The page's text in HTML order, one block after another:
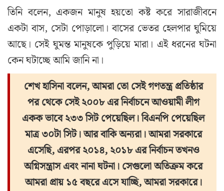
তিনি বলেন, একজন মানুষ হয়তো কষ্ট করে সারাজীবনে
একটা বাস, সেটা পোড়ালো। বাসের ভেতর হেলপার ঘুমিয়ে
আছে। সেই ঘুমন্ত মানুষকে পুড়িয়ে মারা। এই ধরনের ঘটনা
কেন ঘটাচ্ছে আমি জানি না।
শেখ হাসিনা বলেন, আমরা তো সেই গণতন্ত্র প্রতিষ্ঠার
পর থেকে সেই ২০০৮ এর নির্বাচনে আওয়ামী লীগ
একক ভাবে ২৩৩ সিট পেয়েছিল। বিএনপি পেয়েছিল
মাত্র ৩০টা সিট। আর বাকি অন্যরা। আমরা সরকারে
এসেছি, এরপর ২০১৪, ২০১৮ এর নির্বাচন তখনও
অগ্নিসন্ত্রাস এবং নানা ঘটনা। সেগুলো অতিক্রম করে
আমরা প্রায় ১৫ বছরে এসে যাচ্ছি, আমরা সরকারে।